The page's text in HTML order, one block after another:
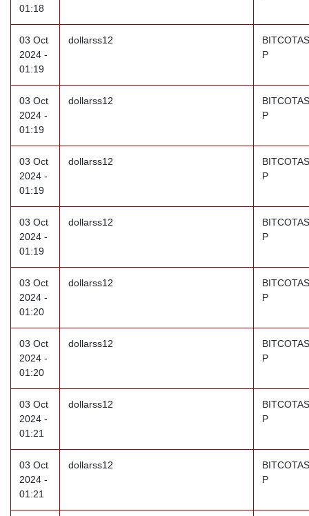
01:18
03 Oct
2024 -
01:19
dollarss12
P
03 Oct
2024 -
01:19
dollarss12
P
03 Oct
2024 -
01:19
dollarss12
P
03 Oct
2024 -
01:19
dollarss12
P
03 Oct
2024 -
01:20
dollarss12
P
03 Oct
2024 -
01:20
dollarss12
P
03 Oct
2024 -
01:21
dollarss12
P
03 Oct
2024 -
01:21
dollarss12
P